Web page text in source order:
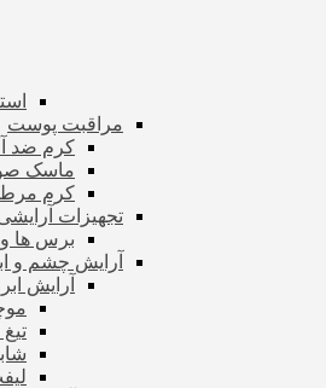
مراقبت پوست
کرم ضد
ماسک
کرم
تجهیزات
برس ها و
آرایش چشم و
آرایش
تیغ